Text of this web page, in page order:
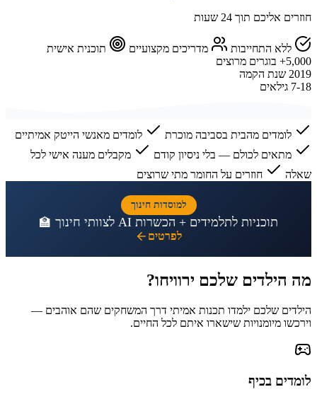
חוזרים אליכם תוך 24 שעות
ללא התחייבות מדריכים מקצועיים
תוכנית אישית
5,000+
בוגרים מרוצים
2019 שנת הקמה
7-18 גילאים
לומדים מהבית בסביבה מוכרת
לומדים מאנשי הייטק אמיתיים
מתאים לכולם — בלי ניסיון קודם
מקבלים מענה אישי לכל
שאלה
חוזרים על החומר מתי שרוצים
למוסדות חינוך
תוכניות לתלמידים + הכשרות AI לצוותי חינוך 🏫
לפרטים
מה הילדים שלכם ירוויחו?
הילדים שלכם ילמדו תכנות אמיתי דרך המשחקים שהם אוהבים —
וירכשו מיומנויות שישארו איתם לכל החיים.
לומדים בכיף